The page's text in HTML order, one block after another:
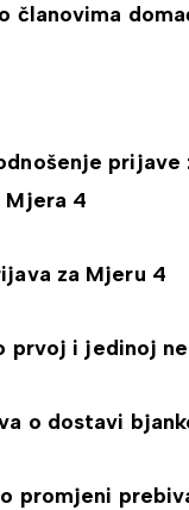
članovima
Mjera 4
za Mjeru 4
prvoj i jedinoj
o dostavi
promjeni